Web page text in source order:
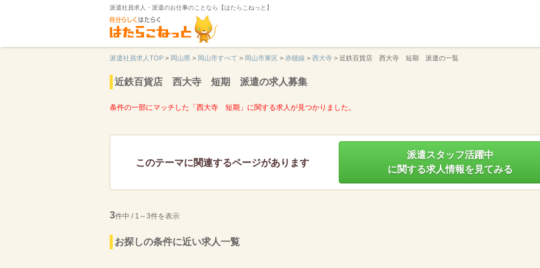
派遣社員求人・派遣のお仕事のことなら【はたらこねっと】
派遣社員求人TOP > 岡山県 > 岡山市すべて > 岡山市東区 > 赤穂線 > 西大寺 > 近鉄百貨店 西大寺 短期 派遣の一覧
近鉄百貨店 西大寺 短期 派遣の求人募集
条件の一部にマッチした「西大寺 短期」に関する求人が見つかりました。
このテーマに関連するページがあります
派遣スタッフ活躍中
に関する求人情報を見てみる
3件中 / 1～3件を表示
お探しの条件に近い求人一覧